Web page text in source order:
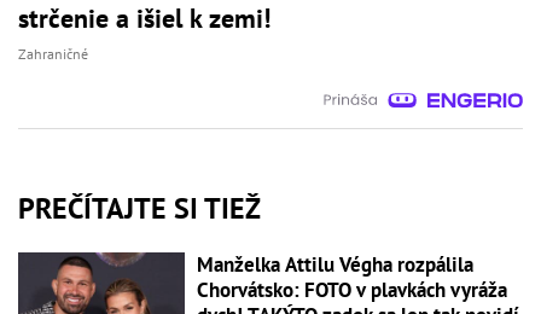
strčenie a išiel k zemi!
Zahraničné
PREČÍTAJTE SI TIEŽ
Manželka Attilu Végha rozpálila
Chorvátsko: FOTO v plavkách vyráža